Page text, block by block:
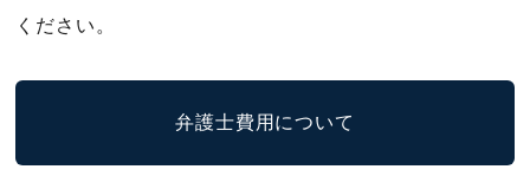
ください。
弁護士費用について